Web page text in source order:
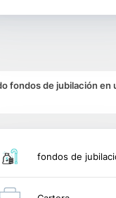
fondos de jubilación en
fondos de